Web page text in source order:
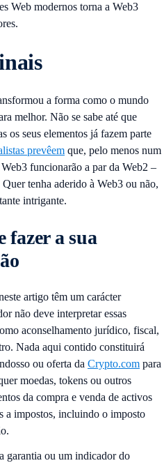
Web modernos torna a Web3
a forma como o mundo
melhor. Não se sabe até que
os seus elementos já fazem parte
prevêem que, pelo menos num
funcionarão a par da Web2 –
tenha aderido à Web3 ou não,
intrigante.
fazer a sua
artigo têm um carácter
não deve interpretar essas
aconselhamento jurídico, fiscal,
Nada aqui contido constituirá
ou oferta da Crypto.com para
moedas, tokens ou outros
da compra e venda de activos
a impostos, incluindo o imposto
garantia ou um indicador do